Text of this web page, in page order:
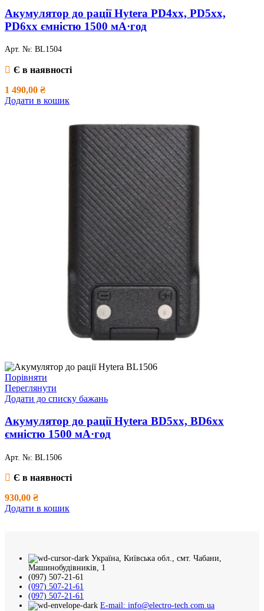
Акумулятор дo рації Hytera PD4xx, PD5xx,
PD6xx ємністю 1500 мА·год
Арт. №: BL1504
Є в наявності
1 490,00 ₴
Додати в кошик
Порівняти
Переглянути
Додати до списку бажань
Акумулятор дo рації Hytera BD5xx, BD6xx
ємністю 1500 мА·год
Арт. №: BL1506
Є в наявності
930,00 ₴
Додати в кошик
Україна, Київська обл., смт. Чабани,
Машинобудівників, 1
(097) 507-21-61
(097) 507-21-61
(097) 507-21-61
E-mail: info@electro-tech.com.ua